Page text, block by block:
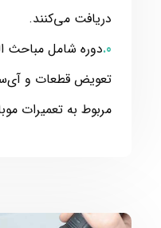
دریافت می‌کنند.
دوره شامل مباحث
تعویض قطعات و
مربوط به تعمیرات